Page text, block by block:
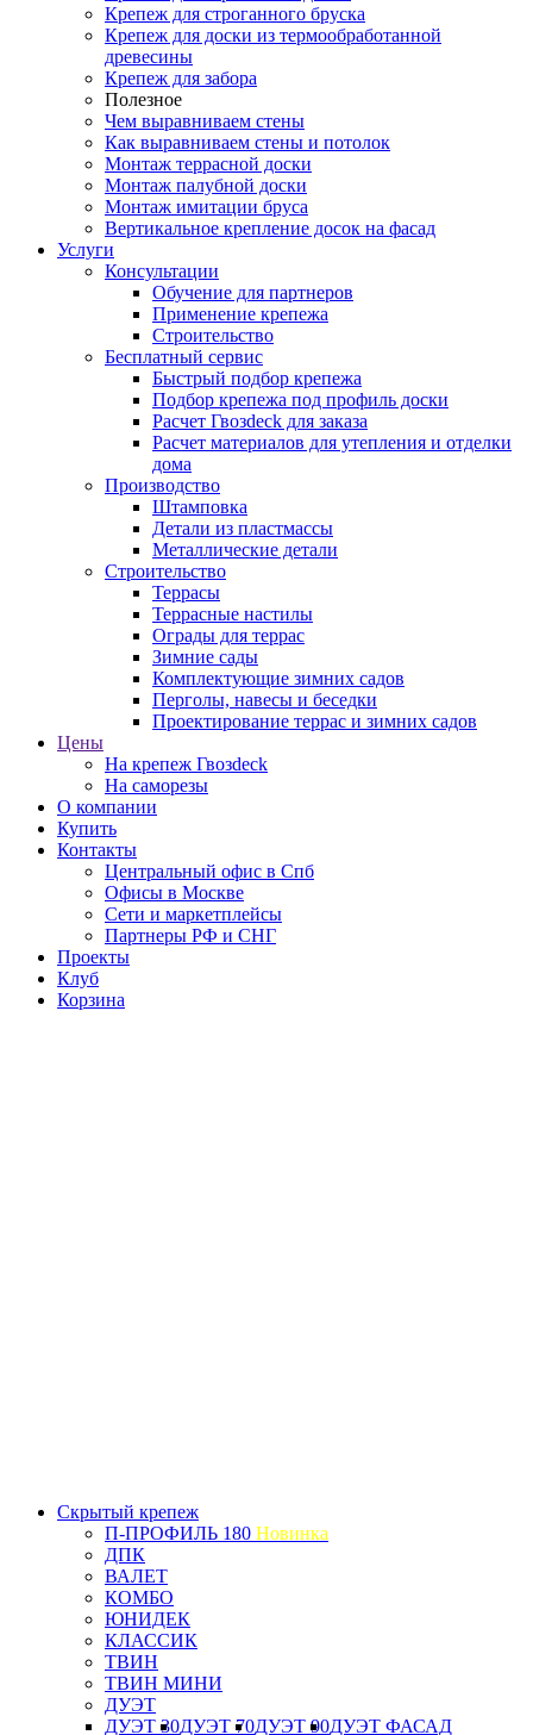
Крепеж для строганного бруска
Крепеж для доски из термообработанной
древесины
Крепеж для забора
Полезное
Чем выравниваем стены
Как выравниваем стены и потолок
Монтаж террасной доски
Монтаж палубной доски
Монтаж имитации бруса
Вертикальное крепление досок на фасад
Услуги
Консультации
Обучение для партнеров
Применение крепежа
Строительство
Бесплатный сервис
Быстрый подбор крепежа
Подбор крепежа под профиль доски
Расчет Гвозdeck для заказа
Расчет материалов для утепления и отделки
дома
Производство
Штамповка
Детали из пластмассы
Металлические детали
Строительство
Террасы
Террасные настилы
Ограды для террас
Зимние сады
Комплектующие зимних садов
Перголы, навесы и беседки
Проектирование террас и зимних садов
Цены
На крепеж Гвозdeck
На саморезы
О компании
Купить
Контакты
Центральный офис в Спб
Офисы в Москве
Сети и маркетплейсы
Партнеры РФ и СНГ
Проекты
Клуб
Корзина
Скрытый крепеж
П-ПРОФИЛЬ 180 Новинка
ДПК
ВАЛЕТ
КОМБО
ЮНИДЕК
КЛАССИК
ТВИН
ТВИН МИНИ
ДУЭТ
ДУЭТ 30ДУЭТ 70ДУЭТ 90ДУЭТ ФАСАД